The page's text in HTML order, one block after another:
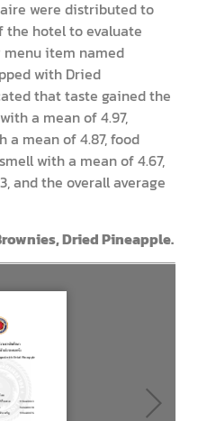
were distributed to
the hotel to evaluate
item named
with Dried
that taste gained the
a mean of 4.97,
a mean of 4.87, food
with a mean of 4.67,
and the overall average
Dried Pineapple.